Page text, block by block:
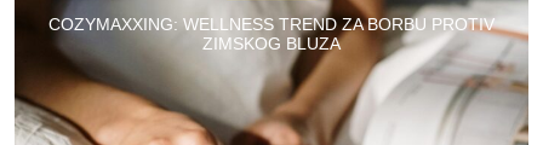
COZYMAXXING: WELLNESS TREND ZA BORBU PROTIV
ZIMSKOG BLUZA